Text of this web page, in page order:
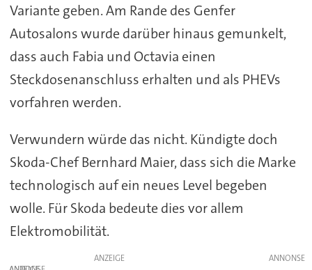
Variante geben. Am Rande des Genfer
Autosalons wurde darüber hinaus gemunkelt,
dass auch Fabia und Octavia einen
Steckdosenanschluss erhalten und als PHEVs
vorfahren werden.
Verwundern würde das nicht. Kündigte doch
Skoda-Chef Bernhard Maier, dass sich die Marke
technologisch auf ein neues Level begeben
wolle. Für Skoda bedeute dies vor allem
Elektromobilität.
ANZEIGE